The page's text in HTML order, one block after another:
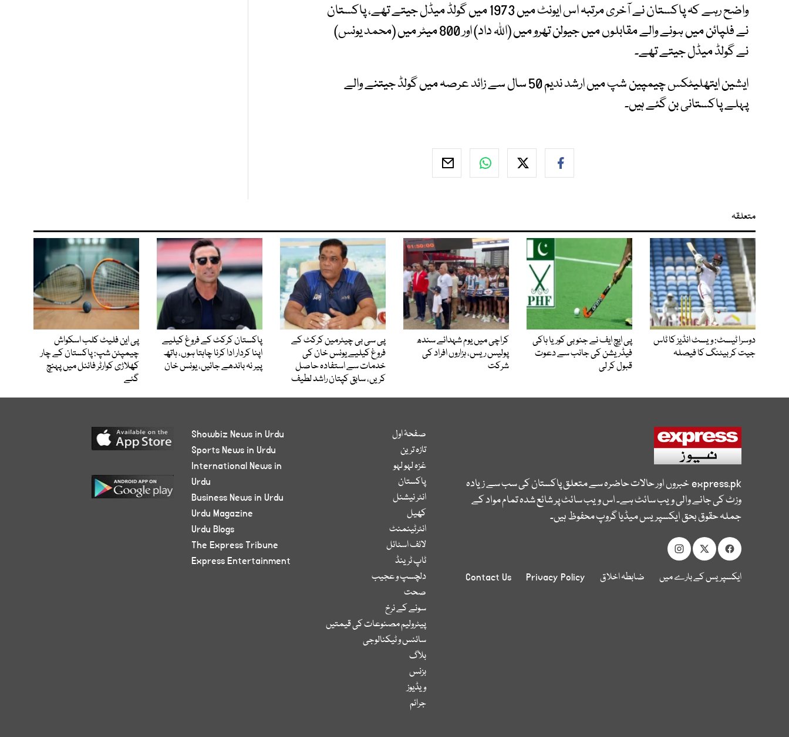
واضح رہے کہ پاکستان نے آخری مرتبہ اس ایونٹ میں 1973 میں گولڈ میڈل جیتے تھے، پاکستان
نے فلپائن میں ہونے والے مقابلوں میں جیولن تھرو میں (اللہ داد) اور 800 میٹر میں (محمد یونس)
نے گولڈ میڈل جیتے تھے۔
ایشین ایتھلیٹکس چیمپین شپ میں ارشد ندیم 50 سال سے زائد عرصہ میں گولڈ جیتنے والے
پہلے پاکستانی بن گئے ہیں۔
متعلقہ
دوسرا ٹیسٹ: ویسٹ انڈیز کا ٹاس
جیت کر بیٹنگ کا فیصلہ
پی ایچ ایف نے جنوبی کوریا ہاکی
فیڈریشن کی جانب سے دعوت
قبول کر لی
کراچی میں یوم شہدائے سندھ
پولیس ریس، ہزاروں افراد کی
شرکت
پی سی بی چیئرمین کرکٹ کے
فروغ کیلیے یونس خان کی
خدمات سے استفادہ حاصل
کریں، سابق کپتان راشد لطیف
پاکستان کرکٹ کے فروغ کیلیے
اپنا کردار ادا کرنا چاہتا ہوں، ہاتھ
پیر نہ باندھے جائیں، یونس خان
پی این فلیٹ کلب اسکواش
چیمپئن شپ: پاکستان کے چار
کھلاڑی کوارٹر فائنل میں پہنچ
گئے
express.pkخبروں اور حالات حاضرہ سے متعلق پاکستان کی سب سے زیادہ
وزٹ کی جانے والی ویب سائٹ ہے۔ اس ویب سائٹ پر شائع شدہ تمام مواد کے
جملہ حقوق بحق ایکسپریس میڈیا گروپ محفوظ ہیں۔
ایکسپریس کے بارے میں ضابطہ اخلاق Privacy Policy
Contact Us
صفحۂ اول
تازہ ترین
غزہ لہو لہو
پاکستان
انٹر نیشنل
کھیل
انٹرٹینمنٹ
لائف اسٹائل
ٹاپ ٹرینڈ
دلچسپ و عجیب
صحت
سونے کے نرخ
پیٹرولیم مصنوعات کی قیمتیں
سائنس و ٹیکنالوجی
بلاگ
بزنس
ویڈیوز
جرائم
Showbiz News in Urdu
Sports News in Urdu
International News in
Urdu
Business News in Urdu
Urdu Magazine
Urdu Blogs
The Express Tribune
Express Entertainment